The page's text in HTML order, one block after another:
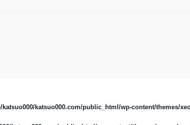
katsuo000/katsuo000.com/public_html/wp-content/themes/